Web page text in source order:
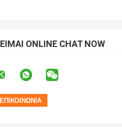
ΕΊΜΑΙ ONLINE CHAT NOW